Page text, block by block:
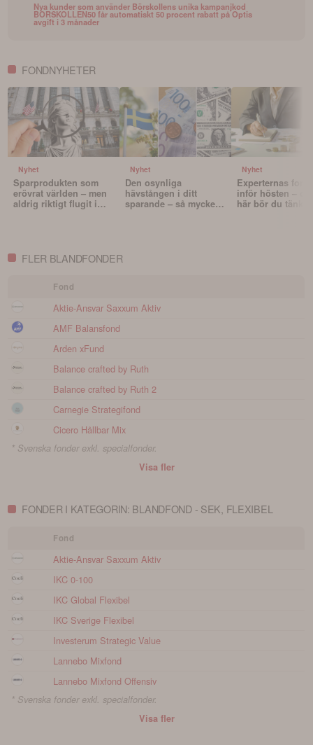
Nya kunder som använder Börskollens unika kampanjkod
BORSKOLLEN50 får automatiskt 50 procent rabatt på Optis
avgift i 3 månader
FONDNYHETER
Nyhet
Sparprodukten som
erövrat världen – men
aldrig riktigt flugit i
Nyhet
Den osynliga
hävstången i ditt
sparande – så mycket
Nyhet
Experternas
inför hösten –
här bör du tänka
FLER BLANDFONDER
Fond
Aktie-Ansvar Saxxum Aktiv
AMF Balansfond
Arden xFund
Balance crafted by Ruth
Balance crafted by Ruth 2
Carnegie Strategifond
Cicero Hållbar Mix
* Svenska fonder exkl. specialfonder.
Visa fler
FONDER I KATEGORIN: BLANDFOND - SEK, FLEXIBEL
Fond
Aktie-Ansvar Saxxum Aktiv
IKC 0-100
IKC Global Flexibel
IKC Sverige Flexibel
Investerum Strategic Value
Lannebo Mixfond
Lannebo Mixfond Offensiv
* Svenska fonder exkl. specialfonder.
Visa fler